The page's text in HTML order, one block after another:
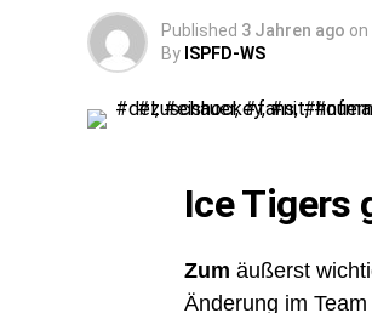
Published 3 Jahren ago on
By ISPFD-WS
Ice Tigers
Zum äußerst
Änderung im